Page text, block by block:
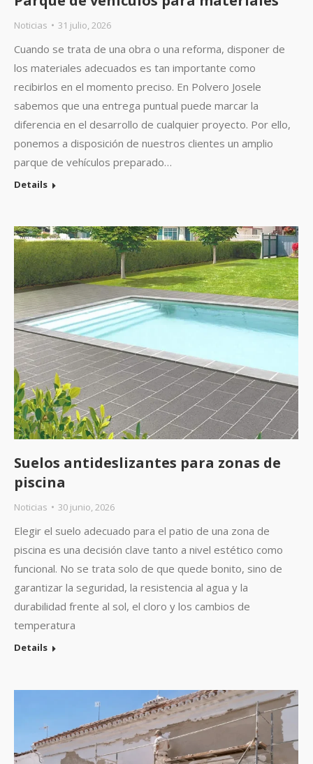
Noticias 31 julio, 2026
Cuando se trata de una obra o una reforma, disponer de
los materiales adecuados es tan importante como
recibirlos en el momento preciso. En Polvero Josele
sabemos que una entrega puntual puede marcar la
diferencia en el desarrollo de cualquier proyecto. Por ello,
ponemos a disposición de nuestros clientes un amplio
parque de vehículos preparado…
Details
Suelos antideslizantes para zonas de
piscina
Noticias 30 junio, 2026
Elegir el suelo adecuado para el patio de una zona de
piscina es una decisión clave tanto a nivel estético como
funcional. No se trata solo de que quede bonito, sino de
garantizar la seguridad, la resistencia al agua y la
durabilidad frente al sol, el cloro y los cambios de
temperatura
Details